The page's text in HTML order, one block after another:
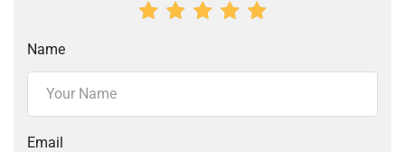
Name
Email